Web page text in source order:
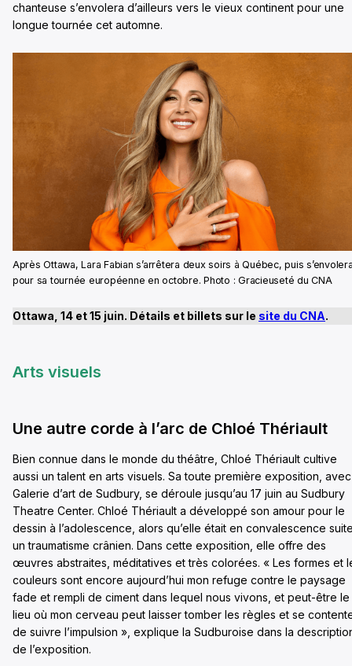
chanteuse s’envolera d’ailleurs vers le vieux continent pour une
longue tournée cet automne.
Après Ottawa, Lara Fabian s’arrêtera deux soirs à Québec, puis
pour sa tournée européenne en octobre. Photo : Gracieuseté du CNA
Ottawa, 14 et 15 juin. Détails et billets sur le site du CNA.
Arts visuels
Une autre corde à l’arc de Chloé Thériault
Bien connue dans le monde du théâtre, Chloé Thériault cultive
aussi un talent en arts visuels. Sa toute première exposition,
Galerie d’art de Sudbury, se déroule jusqu’au 17 juin au Sudbury
Theatre Center. Chloé Thériault a développé son amour pour le
dessin à l’adolescence, alors qu’elle était en convalescence
un traumatisme crânien. Dans cette exposition, elle offre des
œuvres abstraites, méditatives et très colorées. « Les formes et
couleurs sont encore aujourd’hui mon refuge contre le paysage
fade et rempli de ciment dans lequel nous vivons, et peut-être le
lieu où mon cerveau peut laisser tomber les règles et se
de suivre l’impulsion », explique la Sudburoise dans la
de l’exposition.